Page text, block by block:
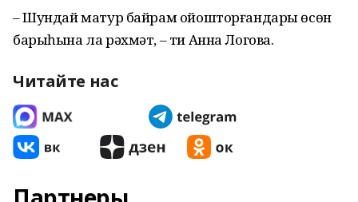
– Шундай матур байрам ойошторғандары өсөн
барыһына ла рәхмәт, – ти Анна Логова.
Читайте нас